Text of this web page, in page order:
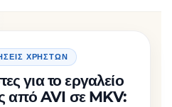
ΧΡΗΣΤΏΝ
για το εργαλείο
από AVI σε MKV: